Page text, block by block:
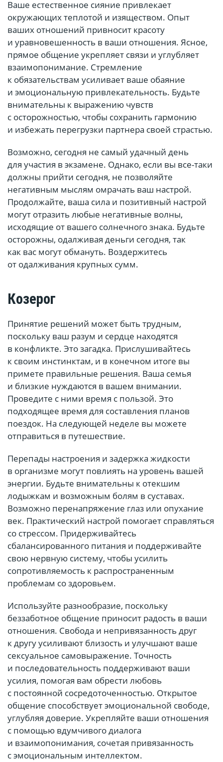
Ваше естественное сияние привлекает
окружающих теплотой и изяществом. Опыт
ваших отношений привносит красоту
и уравновешенность в ваши отношения. Ясное,
прямое общение укрепляет связи и углубляет
взаимопонимание. Стремление
к обязательствам усиливает ваше обаяние
и эмоциональную привлекательность. Будьте
внимательны к выражению чувств
с осторожностью, чтобы сохранить гармонию
и избежать перегрузки партнера своей страстью.
Возможно, сегодня не самый удачный день
для участия в экзамене. Однако, если вы все-таки
должны прийти сегодня, не позволяйте
негативным мыслям омрачать ваш настрой.
Продолжайте, ваша сила и позитивный настрой
могут отразить любые негативные волны,
исходящие от вашего солнечного знака. Будьте
осторожны, одалживая деньги сегодня, так
как вас могут обмануть. Воздержитесь
от одалживания крупных сумм.
Козерог
Принятие решений может быть трудным,
поскольку ваш разум и сердце находятся
в конфликте. Это загадка. Прислушивайтесь
к своим инстинктам, и в конечном итоге вы
примете правильные решения. Ваша семья
и близкие нуждаются в вашем внимании.
Проведите с ними время с пользой. Это
подходящее время для составления планов
поездок. На следующей неделе вы можете
отправиться в путешествие.
Перепады настроения и задержка жидкости
в организме могут повлиять на уровень вашей
энергии. Будьте внимательны к отекшим
лодыжкам и возможным болям в суставах.
Возможно перенапряжение глаз или опухание
век. Практический настрой помогает справляться
со стрессом. Придерживайтесь
сбалансированного питания и поддерживайте
свою нервную систему, чтобы усилить
сопротивляемость к распространенным
проблемам со здоровьем.
Используйте разнообразие, поскольку
беззаботное общение приносит радость в ваши
отношения. Свобода и непривязанность друг
к другу усиливают близость и улучшают ваше
сексуальное самовыражение. Точность
и последовательность поддерживают ваши
усилия, помогая вам обрести любовь
с постоянной сосредоточенностью. Открытое
общение способствует эмоциональной свободе,
углубляя доверие. Укрепляйте ваши отношения
с помощью вдумчивого диалога
и взаимопонимания, сочетая привязанность
с эмоциональным интеллектом.